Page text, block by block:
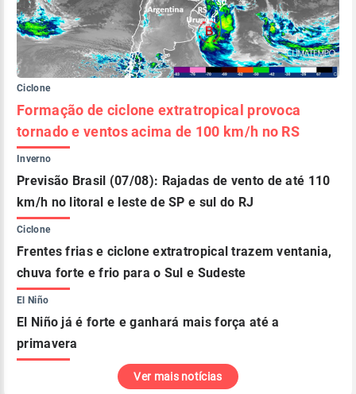
Ciclone
Formação de ciclone extratropical provoca
tornado e ventos acima de 100 km/h no RS
Inverno
Previsão Brasil (07/08): Rajadas de vento de até 110
km/h no litoral e leste de SP e sul do RJ
Ciclone
Frentes frias e ciclone extratropical trazem ventania,
chuva forte e frio para o Sul e Sudeste
El Niño
El Niño já é forte e ganhará mais força até a
primavera
Ver mais notícias